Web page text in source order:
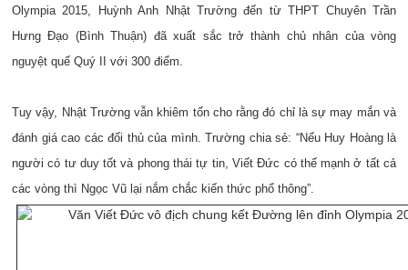
Olympia 2015, Huỳnh Anh Nhật Trường đến từ THPT Chuyên Trần
Hưng Đạo (Bình Thuận) đã xuất sắc trở thành chủ nhân của vòng
nguyệt quế Quý II với 300 điểm.
Tuy vậy, Nhật Trường vẫn khiêm tốn cho rằng đó chỉ là sự may mắn và
đánh giá cao các đối thủ của mình. Trường chia sẻ: “Nếu Huy Hoàng là
người có tư duy tốt và phong thái tự tin, Viết Đức có thế mạnh ở tất cả
các vòng thì Ngọc Vũ lại nắm chắc kiến thức phổ thông”.